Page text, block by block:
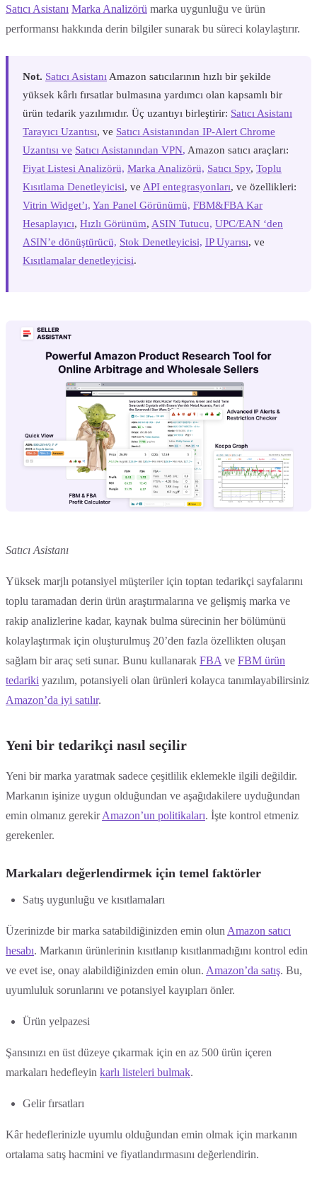
Satıcı Asistanı Marka Analizörü marka uygunluğu ve ürün
performansı hakkında derin bilgiler sunarak bu süreci kolaylaştırır.
Not. Satıcı Asistanı Amazon satıcılarının hızlı bir şekilde
yüksek kârlı fırsatlar bulmasına yardımcı olan kapsamlı bir
ürün tedarik yazılımıdır. Üç uzantıyı birleştirir: Satıcı Asistanı
Tarayıcı Uzantısı, ve Satıcı Asistanından IP-Alert Chrome
Uzantısı ve Satıcı Asistanından VPN, Amazon satıcı araçları:
Fiyat Listesi Analizörü, Marka Analizörü, Satıcı Spy, Toplu
Kısıtlama Denetleyicisi, ve API entegrasyonları, ve özellikleri:
Vitrin Widget’ı, Yan Panel Görünümü, FBM&FBA Kar
Hesaplayıcı, Hızlı Görünüm, ASIN Tutucu, UPC/EAN ‘den
ASIN’e dönüştürücü, Stok Denetleyicisi, IP Uyarısı, ve
Kısıtlamalar denetleyicisi.
Satıcı Asistanı
Yüksek marjlı potansiyel müşteriler için toptan tedarikçi sayfalarını
toplu taramadan derin ürün araştırmalarına ve gelişmiş marka ve
rakip analizlerine kadar, kaynak bulma sürecinin her bölümünü
kolaylaştırmak için oluşturulmuş 20’den fazla özellikten oluşan
sağlam bir araç seti sunar. Bunu kullanarak FBA ve FBM ürün
tedariki yazılım, potansiyeli olan ürünleri kolayca tanımlayabilirsiniz
Amazon’da iyi satılır.
Yeni bir tedarikçi nasıl seçilir
Yeni bir marka yaratmak sadece çeşitlilik eklemekle ilgili değildir.
Markanın işinize uygun olduğundan ve aşağıdakilere uyduğundan
emin olmanız gerekirAmazon’un politikaları. İşte kontrol etmeniz
gerekenler.
Markaları değerlendirmek için temel faktörler
Satış uygunluğu ve kısıtlamaları
Üzerinizde bir marka satabildiğinizden emin olun Amazon satıcı
hesabı. Markanın ürünlerinin kısıtlanıp kısıtlanmadığını kontrol edin
ve evet ise, onay alabildiğinizden emin olun. Amazon’da satış. Bu,
uyumluluk sorunlarını ve potansiyel kayıpları önler.
Ürün yelpazesi
Şansınızı en üst düzeye çıkarmak için en az 500 ürün içeren
markaları hedefleyin karlı listeleri bulmak.
Gelir fırsatları
Kâr hedeflerinizle uyumlu olduğundan emin olmak için markanın
ortalama satış hacmini ve fiyatlandırmasını değerlendirin.